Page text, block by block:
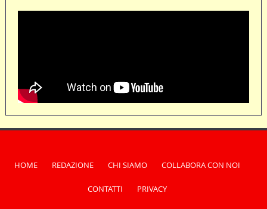
HOME REDAZIONE CHI SIAMO COLLABORA CON NOI
CONTATTI PRIVACY